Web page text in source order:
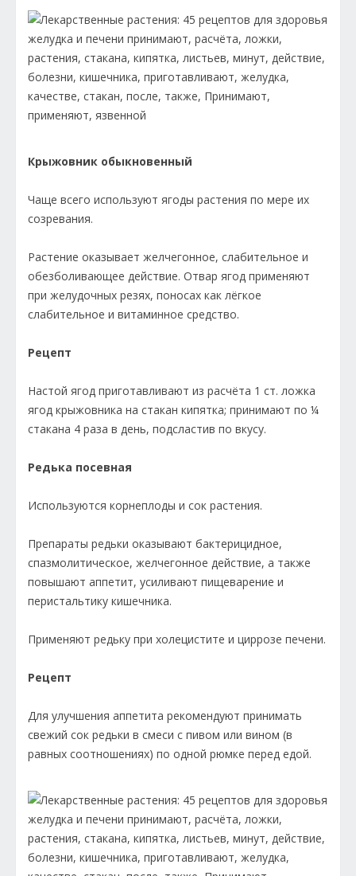
Крыжовник обыкновенный
Чаще всего используют ягоды растения по мере их
созревания.
Растение оказывает желчегонное, слабительное и
обезболивающее действие. Отвар ягод применяют
при желудочных резях, поносах как лёгкое
слабительное и витаминное средство.
Рецепт
Настой ягод при­готавливают из расчёта 1 ст. ложка
ягод крыжовника на стакан кипятка; принимают по ¼
стакана 4 раза в день, подсластив по вкусу.
Редька посевная
Используются корнеплоды и сок растения.
Препараты редьки оказывают бактерицидное,
спазмолитическое, желчегонное действие, а также
повышают аппетит, усиливают пищеварение и
перистальтику кишечника.
Применяют редьку при холецистите и циррозе печени.
Рецепт
Для улучшения аппетита рекомендуют принимать
свежий сок редьки в смеси с пивом или вином (в
равных соотношениях) по одной рюмке перед едой.